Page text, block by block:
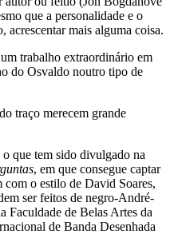
que a personalidade e o
acrescentar mais alguma coisa.
trabalho extraordinário em
do Osvaldo noutro tipo de
traço merecem grande
que tem sido divulgado na
, em que consegue captar
com o estilo de David Soares,
ser feitos de negro-André-
Faculdade de Belas Artes da
de Banda Desenhada